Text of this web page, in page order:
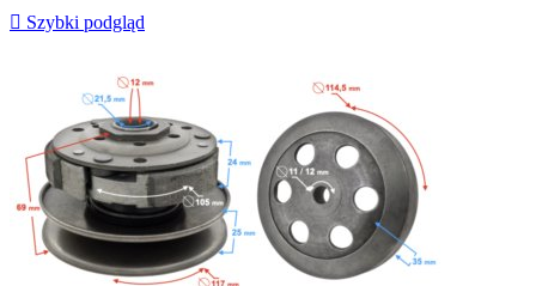
 Szybki podgląd